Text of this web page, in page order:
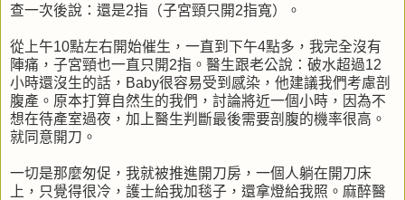
查一次後說：還是2指（子宮頸只開2指寬）。
從上午10點左右開始催生，一直到下午4點多，我完全沒有
陣痛，子宮頸也一直只開2指。醫生跟老公說：破水超過12
小時還沒生的話，Baby很容易受到感染，他建議我們考慮剖
腹產。原本打算自然生的我們，討論將近一個小時，因為不
想在待產室過夜，加上醫生判斷最後需要剖腹的機率很高。
就同意開刀。
一切是那麼匆促，我就被推進開刀房，一個人躺在開刀床
上，只覺得很冷，護士給我加毯子，還拿燈給我照。麻醉醫